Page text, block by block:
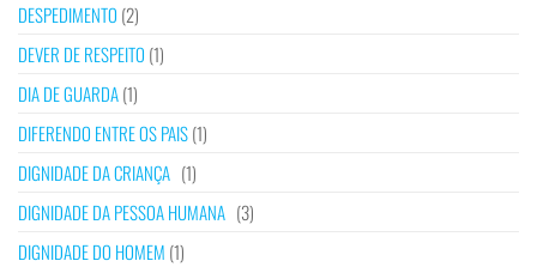
DESPEDIMENTO (2)
DEVER DE RESPEITO (1)
DIA DE GUARDA(1)
DIFERENDO ENTRE OS PAIS(1)
DIGNIDADE DA CRIANÇA (1)
DIGNIDADE DA PESSOA HUMANA (3)
DIGNIDADE DO HOMEM (1)